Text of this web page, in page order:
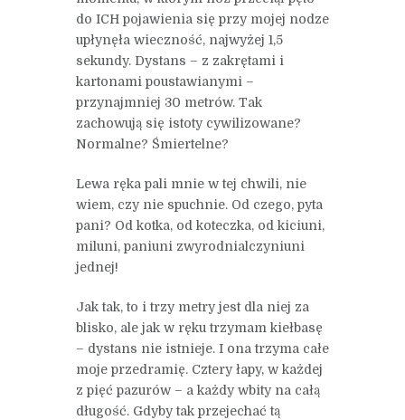
do ICH pojawienia się przy mojej nodze
upłynęła wieczność, najwyżej 1,5
sekundy. Dystans – z zakrętami i
kartonami poustawianymi –
przynajmniej 30 metrów. Tak
zachowują się istoty cywilizowane?
Normalne? Śmiertelne?
Lewa ręka pali mnie w tej chwili, nie
wiem, czy nie spuchnie. Od czego, pyta
pani? Od kotka, od koteczka, od kiciuni,
miluni, paniuni zwyrodnialczyniuni
jednej!
Jak tak, to i trzy metry jest dla niej za
blisko, ale jak w ręku trzymam kiełbasę
– dystans nie istnieje. I ona trzyma całe
moje przedramię. Cztery łapy, w każdej
z pięć pazurów – a każdy wbity na całą
długość. Gdyby tak przejechać tą